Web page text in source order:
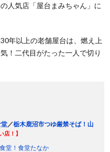
人気店「屋台まみちゃん」に
年以上の老舗屋台は、燃え上
！二代目がたった一人で切り
／栃木鹿沼市つゆ厳禁そば！山
店！】
堂！食堂たなか